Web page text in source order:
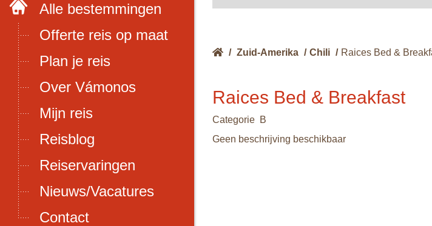
Alle bestemmingen
Offerte reis op maat
Plan je reis
Over Vámonos
Mijn reis
Reisblog
Reiservaringen
Nieuws/Vacatures
Contact
/ Zuid-Amerika / Chili / Raices Bed &
Raices Bed & Breakfast
Categorie B
Geen beschrijving beschikbaar